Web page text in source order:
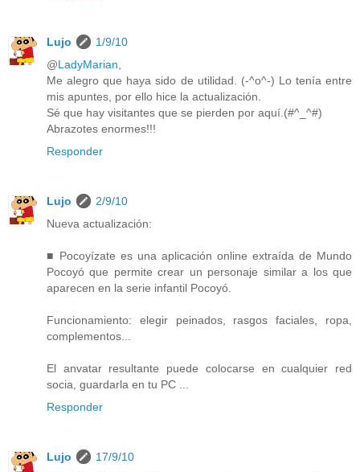
Lujo
1/9/10
@LadyMarian
Me alegro que haya sido de utilidad. (-^o^-) Lo tenía entre
mis apuntes, por ello hice la actualización.
Sé que hay visitantes que se pierden por aquí.(#^_^#)
Abrazotes enormes!!!
Responder
Lujo
2/9/10
Nueva actualización:
■ Pocoyízate es una aplicación online extraída de Mundo
Pocoyó que permite crear un personaje similar a los que
aparecen en la serie infantil Pocoyó.
Funcionamiento: elegir peinados, rasgos faciales, ropa,
complementos...
El anvatar resultante puede colocarse en cualquier red
socia, guardarla en tu PC ...
Responder
Lujo
17/9/10